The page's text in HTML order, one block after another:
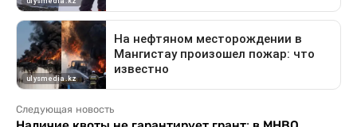
Следующая новость